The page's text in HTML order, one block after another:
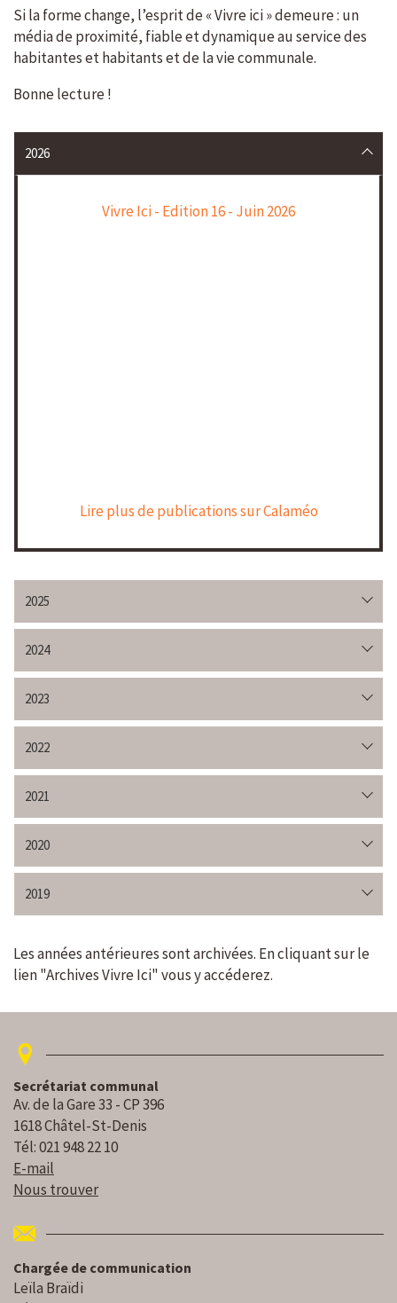
Si la forme change, l’esprit de « Vivre ici » demeure : un
média de proximité, fiable et dynamique au service des
habitantes et habitants et de la vie communale.
Bonne lecture !
2026
Vivre Ici - Edition 16 - Juin 2026
Lire plus de publications sur Calaméo
2025
2024
2023
2022
2021
2020
2019
Les années antérieures sont archivées. En cliquant sur le
lien "Archives Vivre Ici" vous y accéderez.
Secrétariat communal
Av. de la Gare 33 - CP 396
1618 Châtel-St-Denis
Tél: 021 948 22 10
E-mail
Nous trouver
Chargée de communication
Leïla Braïdi